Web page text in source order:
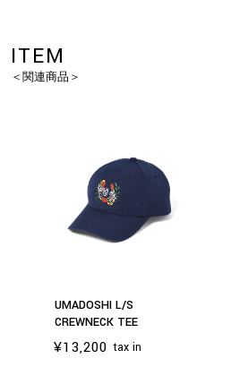
ITEM
＜関連商品＞
UMADOSHI L/S
CREWNECK TEE
¥13,200 tax in